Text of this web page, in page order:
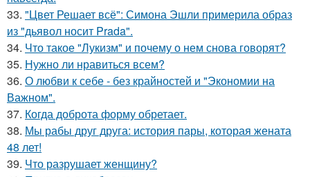
33. "Цвет Решает всё": Симона Эшли примерила образ
из "дьявол носит Prada".
34. Что такое "Лукизм" и почему о нем снова говорят?
35. Нужно ли нравиться всем?
36. О любви к себе - без крайностей и "Экономии на
Важном".
37. Когда доброта форму обретает.
38. Мы рабы друг друга: история пары, которая жената
48 лет!
39. Что разрушает женщину?